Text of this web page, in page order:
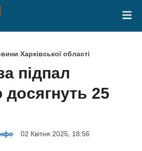
Харківської області
підпал
25
02 Квітня 2025, 18:56